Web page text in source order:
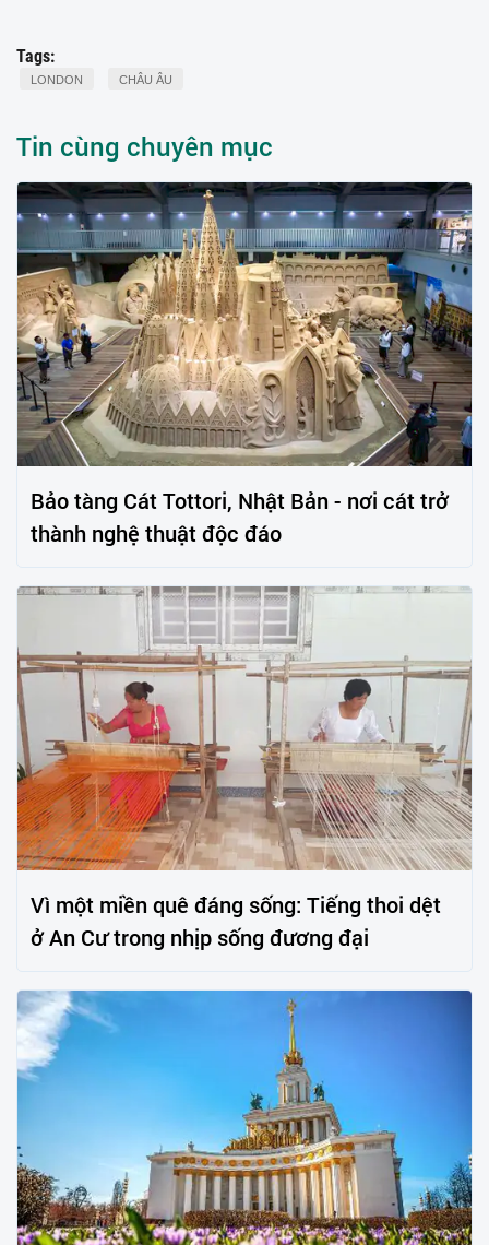
Tags:
LONDON CHÂU ÂU
Tin cùng chuyên mục
Bảo tàng Cát Tottori, Nhật Bản - nơi cát trở
thành nghệ thuật độc đáo
Vì một miền quê đáng sống: Tiếng thoi dệt
ở An Cư trong nhịp sống đương đại